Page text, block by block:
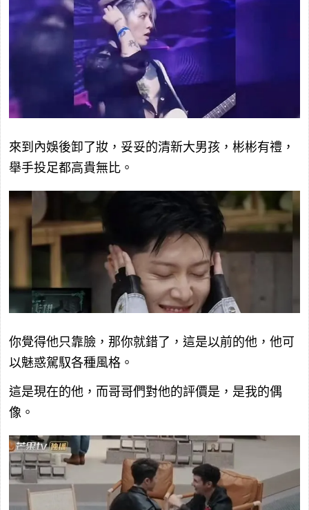
來到內娛後卸了妝，妥妥的清新大男孩，彬彬有禮，
舉手投足都高貴無比。
你覺得他只靠臉，那你就錯了，這是以前的他，他可
以魅惑駕馭各種風格。
這是現在的他，而哥哥們對他的評價是，是我的偶
像。